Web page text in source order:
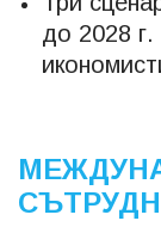
до 2028